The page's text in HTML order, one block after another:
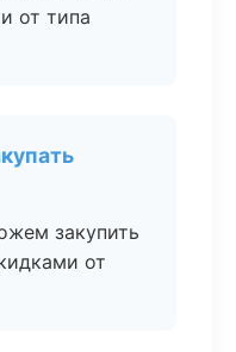
от типа
закупить
от